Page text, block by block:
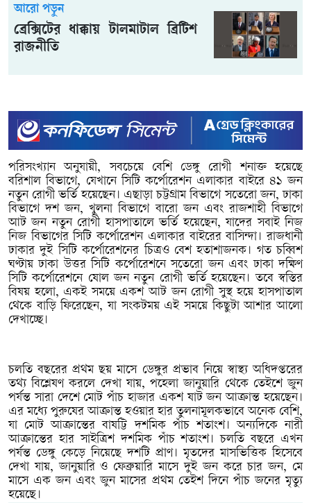
আরো পড়ুন
ব্রেক্সিটের ধাক্কায় টালমাটাল ব্রিটিশ
রাজনীতি
পরিসংখ্যান অনুযায়ী, সবচেয়ে বেশি ডেঙ্গু রোগী শনাক্ত হয়েছে
বরিশাল বিভাগে, যেখানে সিটি কর্পোরেশন এলাকার বাইরে ৪১ জন
নতুন রোগী ভর্তি হয়েছেন। এছাড়া চট্টগ্রাম বিভাগে সতেরো জন, ঢাকা
বিভাগে দশ জন, খুলনা বিভাগে বারো জন এবং রাজশাহী বিভাগে
আট জন নতুন রোগী হাসপাতালে ভর্তি হয়েছেন, যাদের সবাই নিজ
নিজ বিভাগের সিটি কর্পোরেশন এলাকার বাইরের বাসিন্দা। রাজধানী
ঢাকার দুই সিটি কর্পোরেশনের চিত্রও বেশ হতাশাজনক। গত চব্বিশ
ঘণ্টায় ঢাকা উত্তর সিটি কর্পোরেশনে সতেরো জন এবং ঢাকা দক্ষিণ
সিটি কর্পোরেশনে ষোল জন নতুন রোগী ভর্তি হয়েছেন। তবে স্বস্তির
বিষয় হলো, একই সময়ে একশ আট জন রোগী সুস্থ হয়ে হাসপাতাল
থেকে বাড়ি ফিরেছেন, যা সংকটময় এই সময়ে কিছুটা আশার আলো
দেখাচ্ছে।
চলতি বছরের প্রথম ছয় মাসে ডেঙ্গুর প্রভাব নিয়ে স্বাস্থ্য অধিদপ্তরের
তথ্য বিশ্লেষণ করলে দেখা যায়, পহেলা জানুয়ারি থেকে তেইশে জুন
পর্যন্ত সারা দেশে মোট পাঁচ হাজার একশ ষাট জন আক্রান্ত হয়েছেন।
এর মধ্যে পুরুষের আক্রান্ত হওয়ার হার তুলনামূলকভাবে অনেক বেশি,
যা মোট আক্রান্তের বাষট্টি দশমিক পাঁচ শতাংশ। অন্যদিকে নারী
আক্রান্তের হার সাইত্রিশ দশমিক পাঁচ শতাংশ। চলতি বছরে এখন
পর্যন্ত ডেঙ্গু কেড়ে নিয়েছে দশটি প্রাণ। মৃতদের মাসভিত্তিক হিসেবে
দেখা যায়, জানুয়ারি ও ফেব্রুয়ারি মাসে দুই জন করে চার জন, মে
মাসে এক জন এবং জুন মাসের প্রথম তেইশ দিনে পাঁচ জনের মৃত্যু
হয়েছে।